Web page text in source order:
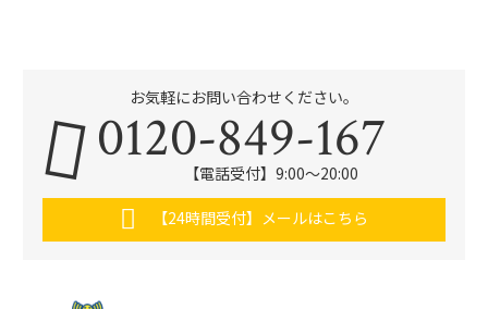
お気軽にお問い合わせください。
0120-849-167
【電話受付】9:00〜20:00
【24時間受付】メールはこちら